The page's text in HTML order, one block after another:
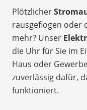
Plötzlicher
rausgeflogen oder
mehr? Unser
die Uhr für Sie im
Haus oder
zuverlässig dafür,
funktioniert.